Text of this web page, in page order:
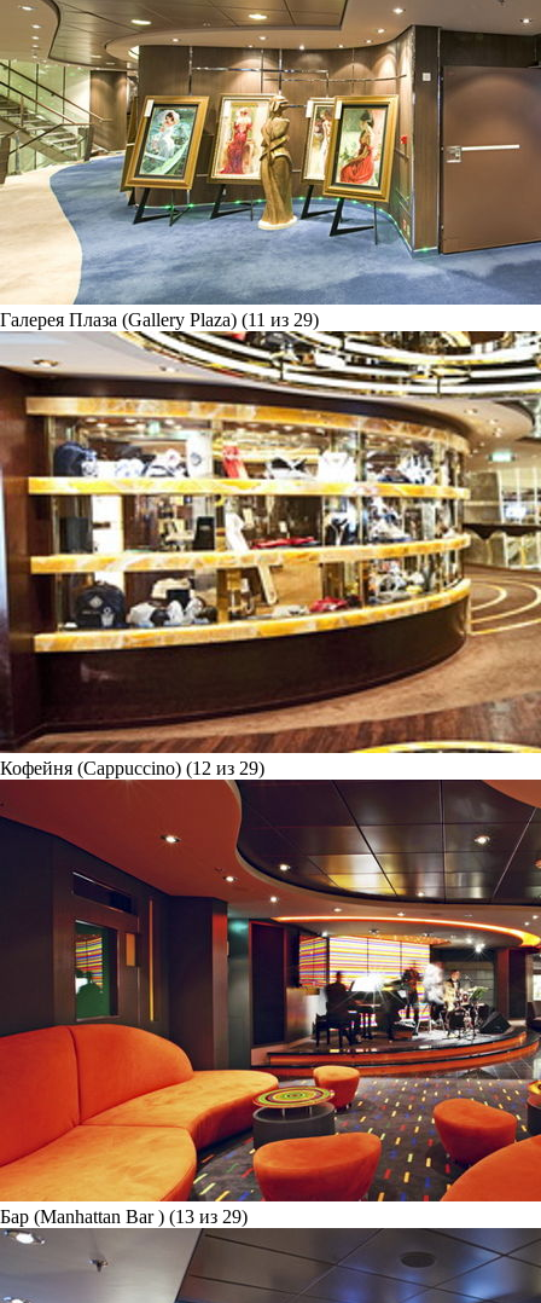
Галерея Плаза (Gallery Plaza) (11 из 29)
Кофейня (Cappuccino) (12 из 29)
Бар (Manhattan Bar ) (13 из 29)